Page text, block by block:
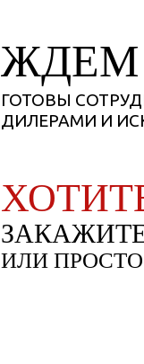
ЖДЕМ
ГОТОВЫ
ДИЛЕРАМИ И
ИЛИ ПРОСТО
У
(068) 222-